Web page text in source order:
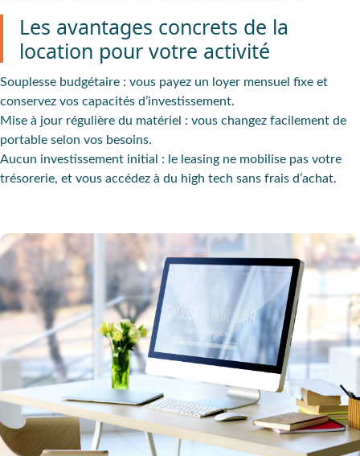
Les avantages concrets de la
location pour votre activité
Souplesse budgétaire : vous payez un loyer mensuel fixe et
conservez vos capacités d’investissement.
Mise à jour régulière du matériel : vous changez facilement de
portable selon vos besoins.
Aucun investissement initial
: le leasing ne mobilise pas votre
trésorerie, et vous accédez à du high tech sans frais d’achat.